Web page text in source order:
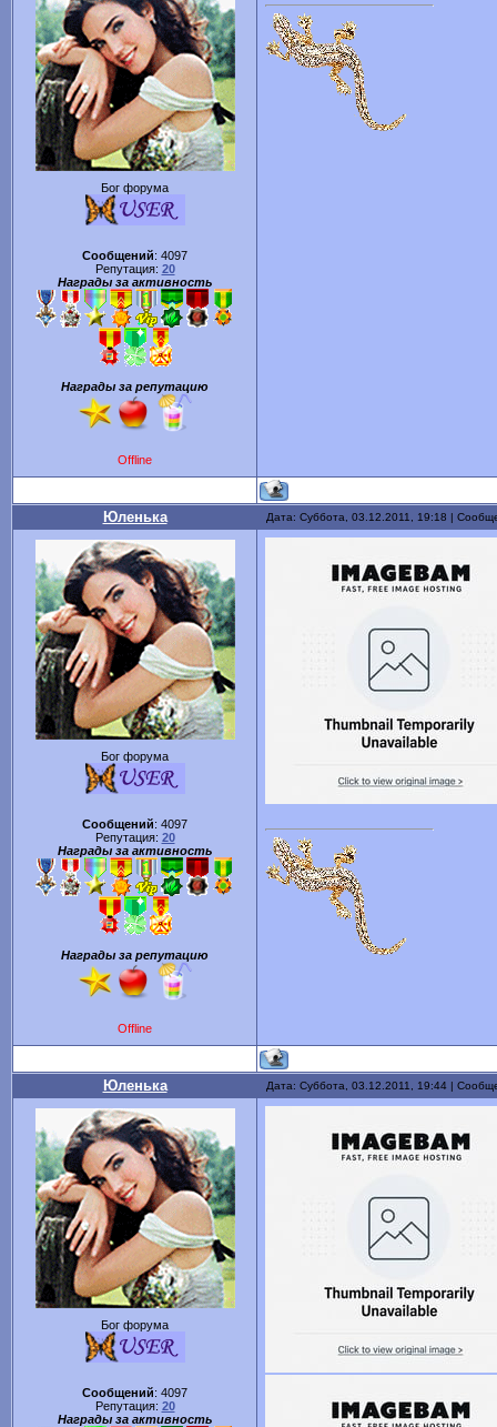
Бог форума
Сообщений: 4097
Репутация: 20
Награды за активность
Награды за репутацию
Offline
Юленька Дата: Суббота, 03.12.2011, 19:18 |
Бог форума
Сообщений: 4097
Репутация: 20
Награды за активность
Награды за репутацию
Offline
Юленька Дата: Суббота, 03.12.2011, 19:44 |
Бог форума
Сообщений: 4097
Репутация: 20
Награды за активность